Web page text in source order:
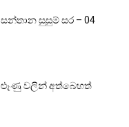
සන්තාන සුසුම් සර – 04
ළූණු වලින් අත්බෙහත්